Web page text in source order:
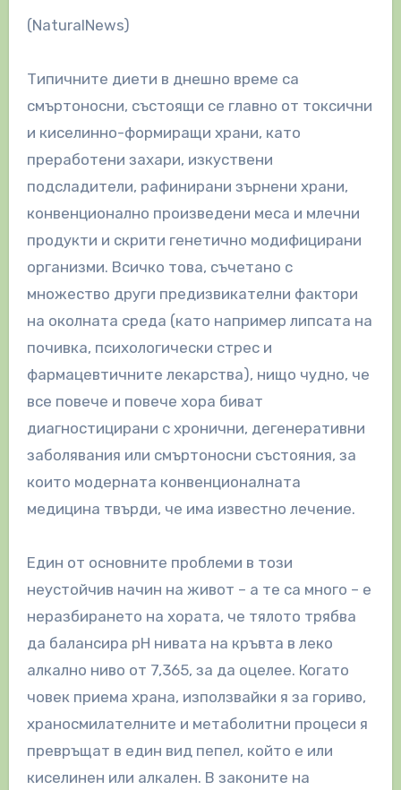
(NaturalNews)
Типичните диети в днешно време са
смъртоносни, състоящи се главно от токсични
и киселинно-формиращи храни, като
преработени захари, изкуствени
подсладители, рафинирани зърнени храни,
конвенционално произведени меса и млечни
продукти и скрити генетично модифицирани
организми. Всичко това, съчетано с
множество други предизвикателни фактори
на околната среда (като например липсата на
почивка, психологически стрес и
фармацевтичните лекарства), нищо чудно, че
все повече и повече хора биват
диагностицирани с хронични, дегенеративни
заболявания или смъртоносни състояния, за
които модерната конвенционалната
медицина твърди, че има известно лечение.
Един от основните проблеми в този
неустойчив начин на живот – а те са много – е
неразбирането на хората, че тялото трябва
да балансира рН нивата на кръвта в леко
алкално ниво от 7,365, за да оцелее. Когато
човек приема храна, използвайки я за гориво,
храносмилателните и метаболитни процеси я
превръщат в един вид пепел, който е или
киселинен или алкален. В законите на